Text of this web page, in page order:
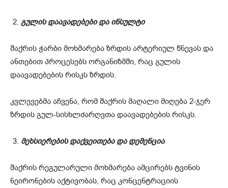
გულის დაავადებები და ინსულტი
შაქრის ჭარბი მოხმარება ზრდის არტერიულ წნევას და
ანთებით პროცესებს ორგანიზმში, რაც გულის
დაავადებების რისკს ზრდის.
კვლევებმა აჩვენა, რომ შაქრის მაღალი მიღება 2-ჯერ
ზრდის გულ-სისხლძარღვთა დაავადებების რისკს.
მეხსიერების დაქვეითება და დემენცია
შაქრის რეგულარული მოხმარება ამცირებს ტვინის
ნეირონების აქტივობას, რაც კონცენტრაციის